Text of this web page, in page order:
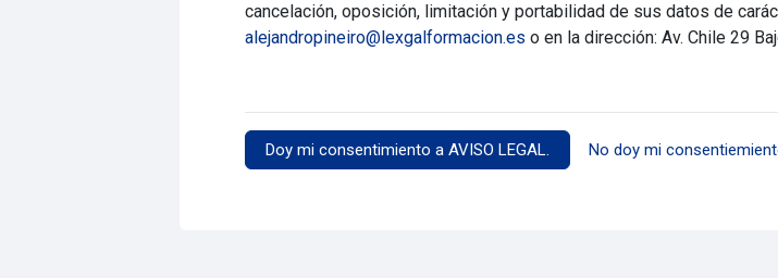
cancelación, oposición, limitación y portabilidad de sus datos de
alejandropineiro@lexgalformacion.es o en la dirección: Av. Chile 29
Doy mi consentimiento a AVISO LEGAL. No doy mi